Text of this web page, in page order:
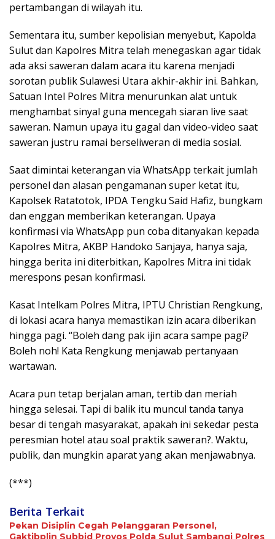
pertambangan di wilayah itu.
Sementara itu, sumber kepolisian menyebut, Kapolda
Sulut dan Kapolres Mitra telah menegaskan agar tidak
ada aksi saweran dalam acara itu karena menjadi
sorotan publik Sulawesi Utara akhir-akhir ini. Bahkan,
Satuan Intel Polres Mitra menurunkan alat untuk
menghambat sinyal guna mencegah siaran live saat
saweran. Namun upaya itu gagal dan video-video saat
saweran justru ramai berseliweran di media sosial.
Saat dimintai keterangan via WhatsApp terkait jumlah
personel dan alasan pengamanan super ketat itu,
Kapolsek Ratatotok, IPDA Tengku Said Hafiz, bungkam
dan enggan memberikan keterangan. Upaya
konfirmasi via WhatsApp pun coba ditanyakan kepada
Kapolres Mitra, AKBP Handoko Sanjaya, hanya saja,
hingga berita ini diterbitkan, Kapolres Mitra ini tidak
merespons pesan konfirmasi.
Kasat Intelkam Polres Mitra, IPTU Christian Rengkung,
di lokasi acara hanya memastikan izin acara diberikan
hingga pagi. “Boleh dang pak ijin acara sampe pagi?
Boleh noh! Kata Rengkung menjawab pertanyaan
wartawan.
Acara pun tetap berjalan aman, tertib dan meriah
hingga selesai. Tapi di balik itu muncul tanda tanya
besar di tengah masyarakat, apakah ini sekedar pesta
peresmian hotel atau soal praktik saweran?. Waktu,
publik, dan mungkin aparat yang akan menjawabnya.
(***)
Berita Terkait
Pekan Disiplin Cegah Pelanggaran Personel,
Gaktibplin Subbid Provos Polda Sulut Sambangi ‎Polres